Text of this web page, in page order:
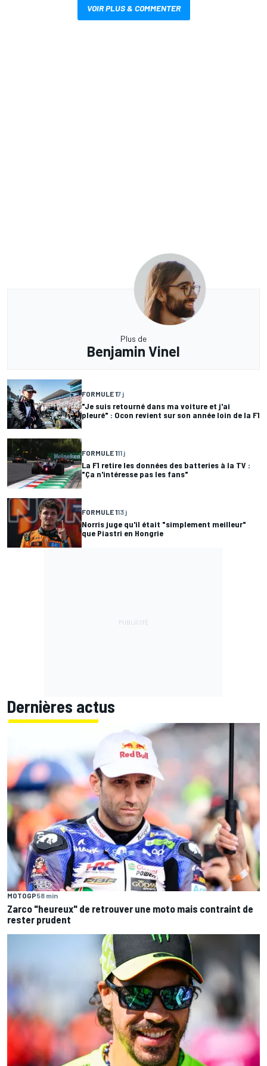
VOIR PLUS & COMMENTER
Plus de
Benjamin Vinel
FORMULE 17 j
"Je suis retourné dans ma voiture et j'ai
pleuré" : Ocon revient sur son année loin de la F1
FORMULE 111 j
La F1 retire les données des batteries à la TV :
"Ça n'intéresse pas les fans"
FORMULE 113 j
Norris juge qu'il était "simplement meilleur"
que Piastri en Hongrie
Dernières actus
MOTOGP58 min
Zarco "heureux" de retrouver une moto mais contraint de
rester prudent